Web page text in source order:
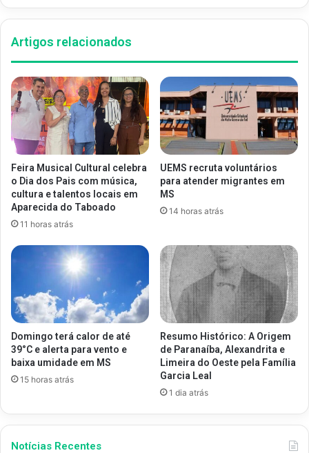
Artigos relacionados
Feira Musical Cultural celebra
o Dia dos Pais com música,
cultura e talentos locais em
Aparecida do Taboado
11 horas atrás
UEMS recruta voluntários
para atender migrantes em
MS
14 horas atrás
Domingo terá calor de até
39°C e alerta para vento e
baixa umidade em MS
15 horas atrás
Resumo Histórico: A Origem
de Paranaíba, Alexandrita e
Limeira do Oeste pela Família
Garcia Leal
1 dia atrás
Notícias Recentes